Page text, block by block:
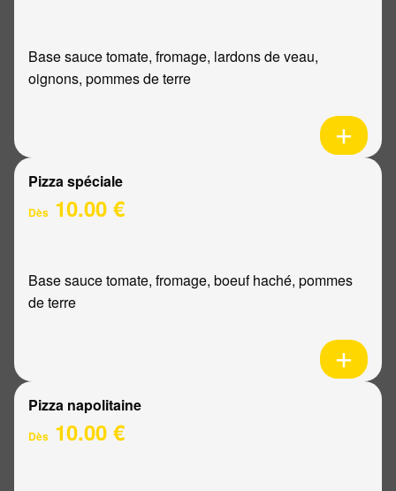
Base sauce tomate, fromage, lardons de veau,
oignons, pommes de terre
Pizza spéciale
Dès 10.00 €
Base sauce tomate, fromage, boeuf haché, pommes
de terre
Pizza napolitaine
Dès 10.00 €